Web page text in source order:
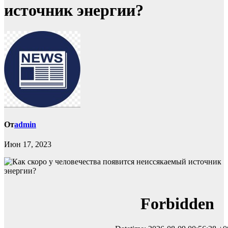
источник энергии?
Отadmin
Июн 17, 2023